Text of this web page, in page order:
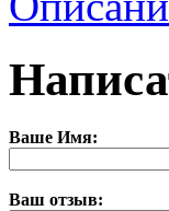
Ваше Имя:
Ваш отзыв: